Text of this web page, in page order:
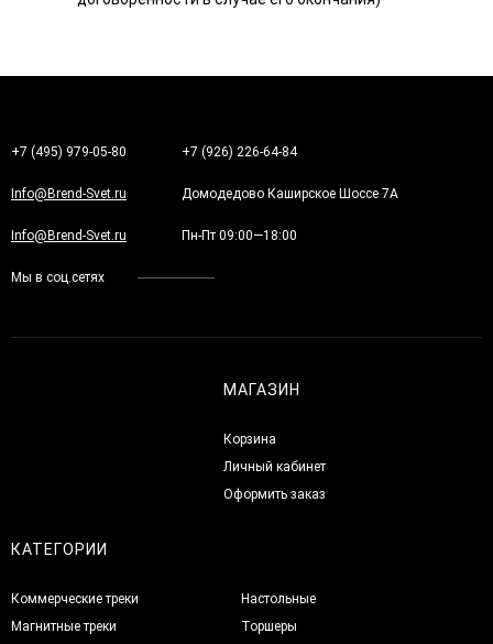
+7 (495) 979-05-80 +7 (926) 226-64-84
Info@Brend-Svet.ru Домодедово Каширское Шоссе 7А
Info@Brend-Svet.ru Пн-Пт 09:00—18:00
Мы в соц.сетях
МАГАЗИН
Корзина
Личный кабинет
Оформить заказ
КАТЕГОРИИ
Коммерческие треки
Магнитные треки
Настольные
Торшеры